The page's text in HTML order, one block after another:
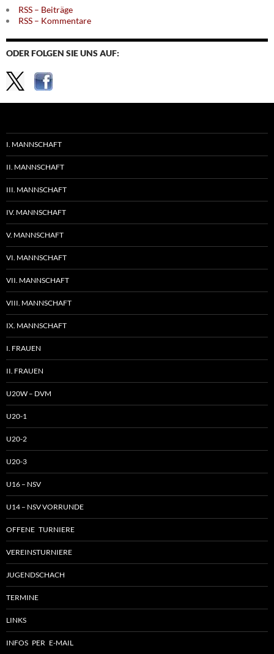
RSS – Beiträge
RSS – Kommentare
ODER FOLGEN SIE UNS AUF:
I. MANNSCHAFT
II. MANNSCHAFT
III. MANNSCHAFT
IV. MANNSCHAFT
V. MANNSCHAFT
VI. MANNSCHAFT
VII. MANNSCHAFT
VIII. MANNSCHAFT
IX. MANNSCHAFT
I. FRAUEN
II. FRAUEN
U20W – DVM
U20-1
U20-2
U20-3
U16 – NSV
U14 – NSV VORRUNDE
OFFENE TURNIERE
VEREINSTURNIERE
JUGENDSCHACH
TERMINE
LINKS
INFOS PER E-MAIL